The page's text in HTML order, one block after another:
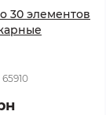
30 элементов
65910